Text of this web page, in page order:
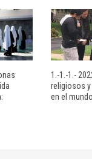
1.-1.-1.-
religiosos
en el mundo